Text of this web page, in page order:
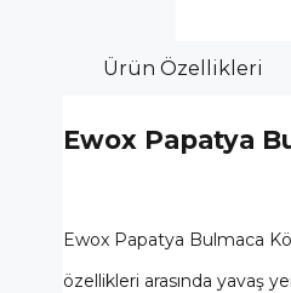
Ürün Özellikleri
Ewox Papatya
Ewox Papatya Bulmaca
özellikleri arasında yavaş